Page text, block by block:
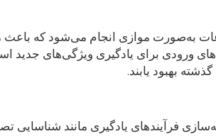
به‌صورت موازی انجام می‌شود که باعث
ورودی برای یادگیری ویژگی‌های جدید
بهبود یابند.
فرآیندهای یادگیری مانند شناسایی